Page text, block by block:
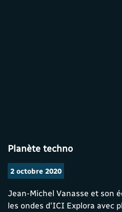
Planète techno
2 octobre 2020
Jean-Michel Vanasse et son
les ondes d'ICI Explora avec